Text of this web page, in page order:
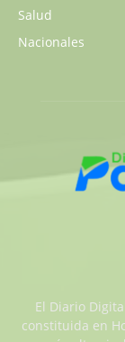
Salud
Nacionales
El Diario
constituida en